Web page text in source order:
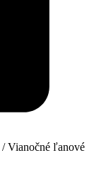
/ Vianočné ľanové